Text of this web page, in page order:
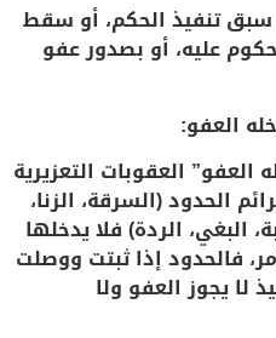
سبق تنفيذ الحكم، أو سقط
عليه، أو بصدور عفو
العفو:
العفو” العقوبات التعزيرية
الحدود (السرقة، الزنا،
البغي، الردة) فلا يدخلها
فالحدود إذا ثبتت ووصلت
لا يجوز العفو ولا